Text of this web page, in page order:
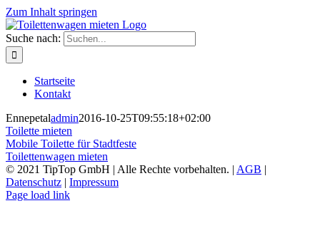
Zum Inhalt springen
Suche nach:
Startseite
Kontakt
Ennepetaladmin2016-10-25T09:55:18+02:00
Toilette mieten
Mobile Toilette für Stadtfeste
Toilettenwagen mieten
© 2021 TipTop GmbH | Alle Rechte vorbehalten. | AGB |
Datenschutz | Impressum
Page load link